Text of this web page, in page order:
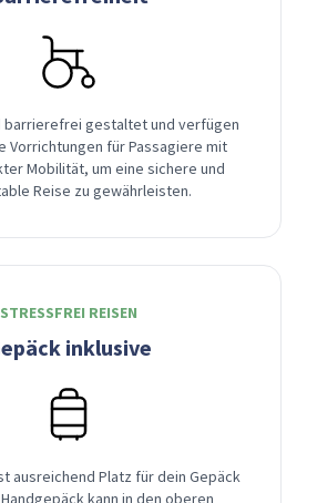
barrierefrei gestaltet und verfügen
Vorrichtungen für Passagiere mit
Mobilität, um eine sichere und
Reise zu gewährleisten.
STRESSFREI REISEN
inklusive
ausreichend Platz für dein Gepäck
kann in den oberen